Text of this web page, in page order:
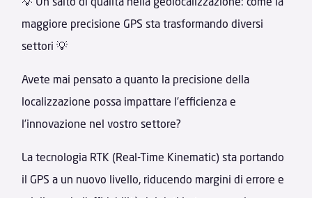
maggiore precisione GPS sta trasformando diversi
settori 💡
Avete mai pensato a quanto la precisione della
localizzazione possa impattare l’efficienza e
l’innovazione nel vostro settore?
La tecnologia RTK (Real-Time Kinematic) sta portando
il GPS a un nuovo livello, riducendo margini di errore e